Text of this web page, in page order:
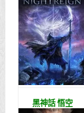
黑神話 悟空